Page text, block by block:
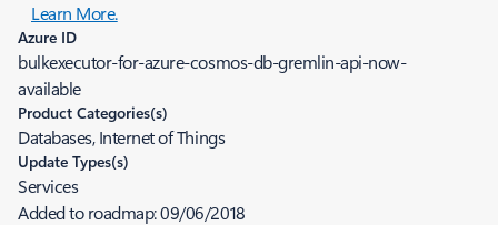
Learn More.
Azure ID
bulkexecutor-for-azure-cosmos-db-gremlin-api-now-
available
Product Categories(s)
Databases, Internet of Things
Update Types(s)
Services
Added to roadmap:09/06/2018